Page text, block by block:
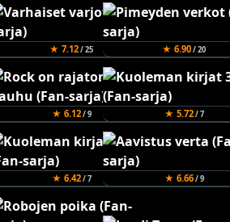
★ 7.12/ 25 ★ 6.90/ 20
★ 6.12/ 9 ★ 5.72/ 7
★ 6.42/ 7 ★ 6.66/ 9